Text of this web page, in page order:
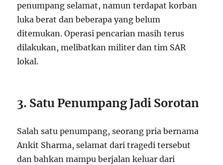
penumpang selamat, namun terdapat korban
luka berat dan beberapa yang belum
ditemukan. Operasi pencarian masih terus
dilakukan, melibatkan militer dan tim SAR
lokal.
3. Satu Penumpang Jadi Sorotan
Salah satu penumpang, seorang pria bernama
Ankit Sharma, selamat dari tragedi tersebut
dan bahkan mampu berjalan keluar dari